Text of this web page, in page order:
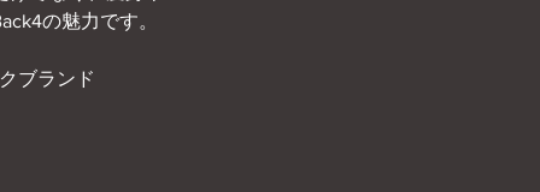
の魅力です。
ブランド